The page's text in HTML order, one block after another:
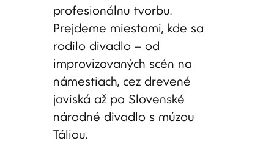
profesionálnu tvorbu.
Prejdeme miestami, kde sa
rodilo divadlo – od
improvizovaných scén na
námestiach, cez drevené
javiská až po Slovenské
národné divadlo s múzou
Táliou.